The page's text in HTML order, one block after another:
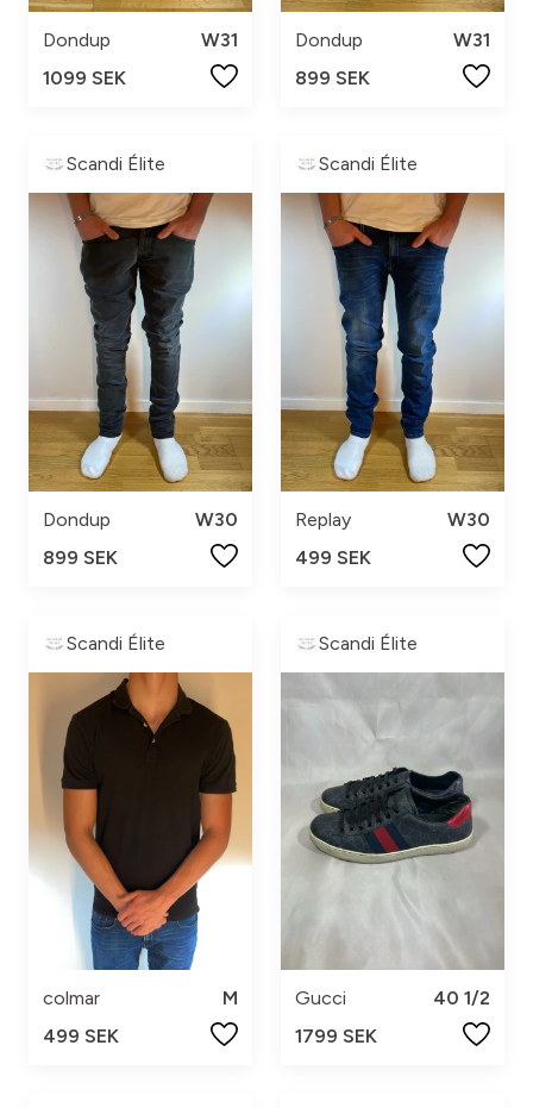
Dondup
W31
1099 SEK
Dondup
W31
899 SEK
Scandi Élite
Dondup
W30
899 SEK
Scandi Élite
Replay
W30
499 SEK
Scandi Élite
colmar
M
499 SEK
Scandi Élite
Gucci
40 1/2
1799 SEK